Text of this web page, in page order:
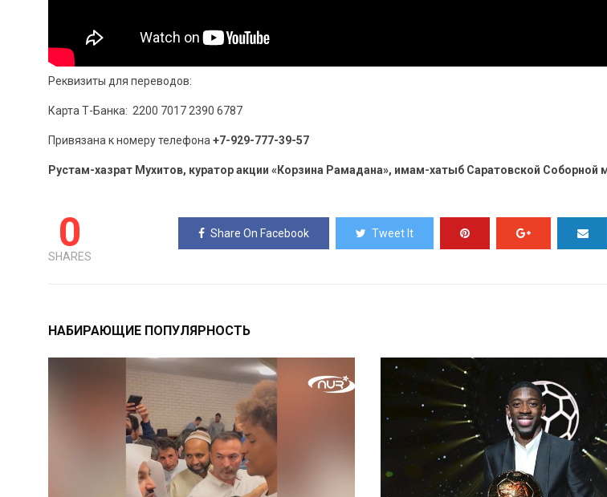
Реквизиты для переводов:
Карта Т-Банка: 2200 7017 2390 6787
Привязана к номеру телефона +7-929-777-39-57
Рустам-хазрат Мухитов, куратор акции «Корзина Рамадана», имам-хатыб Саратовской Соборной
0
SHARES
Share On Facebook Tweet It
НАБИРАЮЩИЕ ПОПУЛЯРНОСТЬ